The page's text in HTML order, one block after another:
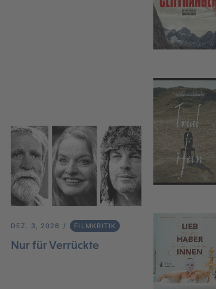
DEZ. 3, 2026 FILMKRITIK
Nur für Verrückte